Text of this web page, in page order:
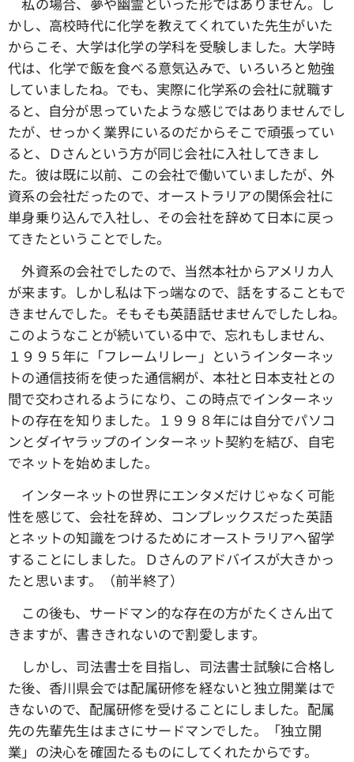
かし、高校時代に化学を教えてくれていた先生がいた
からこそ、大学は化学の学科を受験しました。大学時
代は、化学で飯を食べる意気込みで、いろいろと勉強
していましたね。でも、実際に化学系の会社に就職す
ると、自分が思っていたような感じではありませんでし
たが、せっかく業界にいるのだからそこで頑張ってい
ると、Ｄさんという方が同じ会社に入社してきまし
た。彼は既に以前、この会社で働いていましたが、外
資系の会社だったので、オーストラリアの関係会社に
単身乗り込んで入社し、その会社を辞めて日本に戻っ
てきたということでした。
外資系の会社でしたので、当然本社からアメリカ人
が来ます。しかし私は下っ端なので、話をすることもで
きませんでした。そもそも英語話せませんでしたしね。
このようなことが続いている中で、忘れもしません、
１９９５年に「フレームリレー」というインターネッ
トの通信技術を使った通信網が、本社と日本支社との
間で交わされるようになり、この時点でインターネッ
トの存在を知りました。１９９８年には自分でパソコ
ンとダイヤラップのインターネット契約を結び、自宅
でネットを始めました。
インターネットの世界にエンタメだけじゃなく可能
性を感じて、会社を辞め、コンプレックスだった英語
とネットの知識をつけるためにオーストラリアへ留学
することにしました。Ｄさんのアドバイスが大きかっ
たと思います。（前半終了）
この後も、サードマン的な存在の方がたくさん出て
きますが、書ききれないので割愛します。
しかし、司法書士を目指し、司法書士試験に合格し
た後、香川県会では配属研修を経ないと独立開業はで
きないので、配属研修を受けることにしました。配属
先の先輩先生はまさにサードマンでした。「独立開
業」の決心を確固たるものにしてくれたからです。